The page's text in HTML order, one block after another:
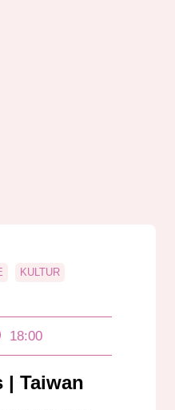
KULTUR
18:00
| Taiwan